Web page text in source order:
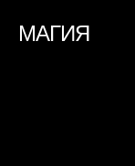
МАГИЯ